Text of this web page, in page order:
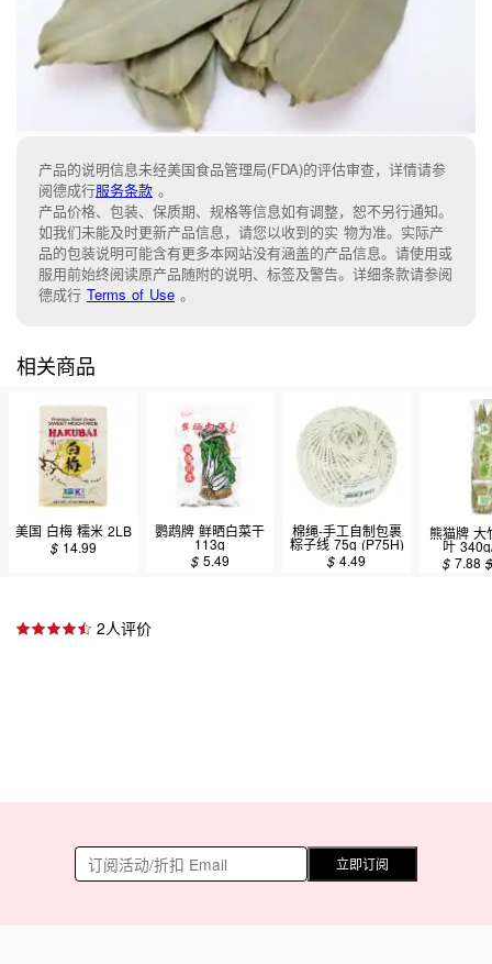
产品的说明信息未经美国食品管理局(FDA)的评估审查，详情请参
阅德成行服务条款 。
产品价格、包装、保质期、规格等信息如有调整，恕不另行通知。
如我们未能及时更新产品信息，请您以收到的实 物为准。实际产
品的包装说明可能含有更多本网站没有涵盖的产品信息。请使用或
服用前始终阅读原产品随附的说明、标签及警告。详细条款请参阅
德成行 Terms of Use 。
相关商品
美国 白梅 糯米 2LB
$ 14.99
鹦鹉牌 鲜晒白菜干
113g
$ 5.49
棉绳-手工自制包裹
粽子线 75g (P75H)
$4.49
熊猫牌 大
叶
$7.88
2人评价
立即订阅